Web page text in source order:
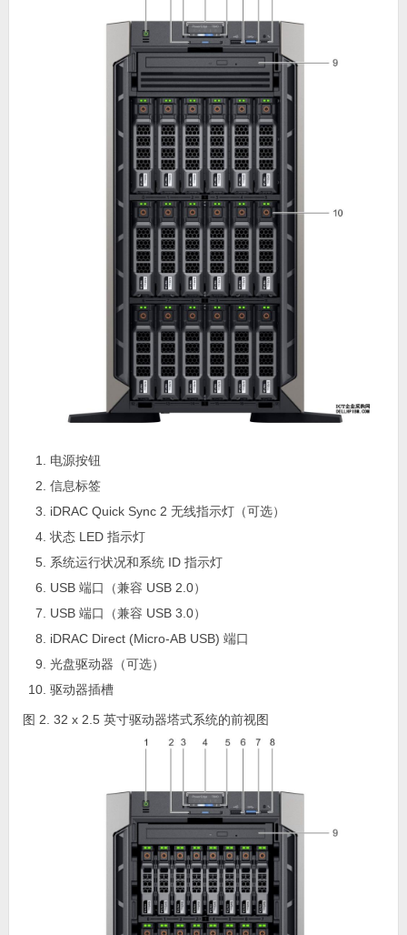
电源按钮
信息标签
iDRAC Quick Sync 2 无线指示灯（可选）
状态 LED 指示灯
系统运行状况和系统 ID 指示灯
USB 端口（兼容 USB 2.0）
USB 端口（兼容 USB 3.0）
iDRAC Direct (Micro-AB USB) 端口
光盘驱动器（可选）
驱动器插槽
图 2. 32 x 2.5 英寸驱动器塔式系统的前视图